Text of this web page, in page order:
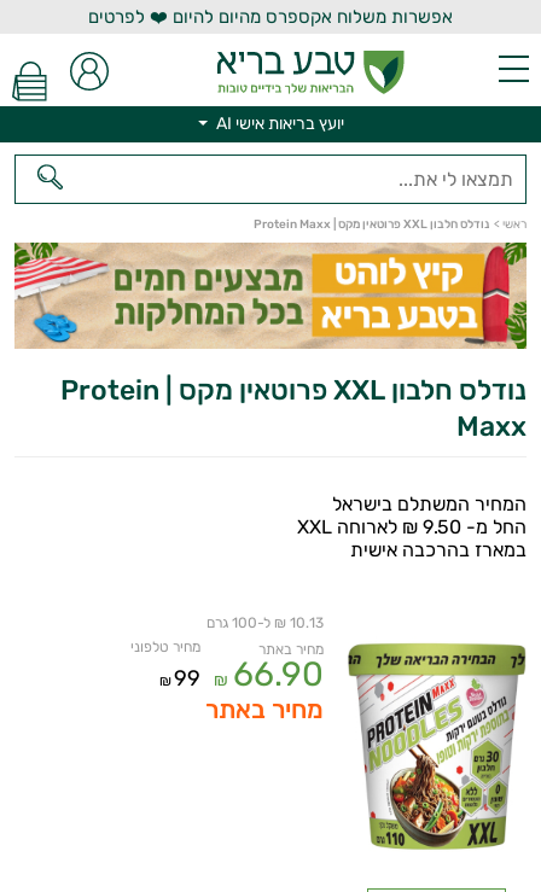
אפשרות משלוח אקספרס מהיום להיום ❤️ לפרטים
יועץ בריאות אישי AI
ראשי > נודלס חלבון XXL פרוטאין מקס | Protein Maxx
נודלס חלבון XXL פרוטאין מקס | Protein
Maxx
המחיר המשתלם בישראל
החל מ- 9.50 ₪ לארוחה XXL
במארז בהרכבה אישית
10.13 ₪ ל-100 גרם
מחיר באתר
66.90
₪
מחיר טלפוני
99
₪
מחיר באתר
יועץ בריאות אישי AI